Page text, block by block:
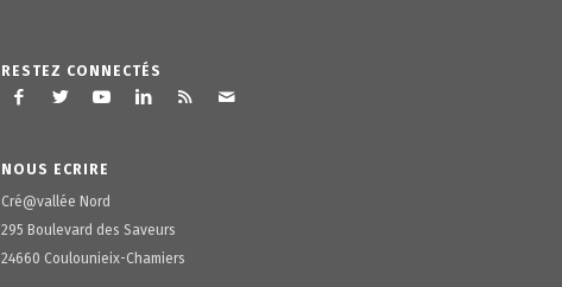
RESTEZ CONNECTÉS
NOUS ECRIRE
Cré@vallée Nord
295 Boulevard des Saveurs
24660 Coulounieix-Chamiers